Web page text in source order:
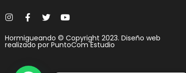
Hormigueando © Copyright 2023. Diseño web
realizado por PuntoCom Estudio